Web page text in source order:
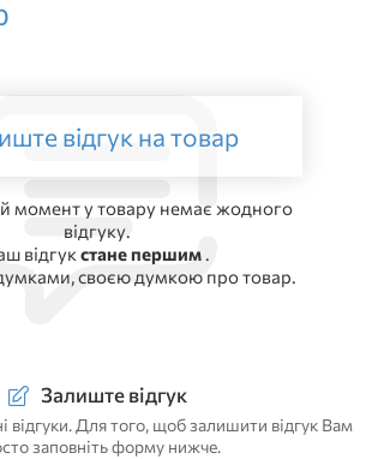
відгук на товар
момент у товару немає жодного
відгуку.
відгук стане першим .
своєю думкою про товар.
Залиште відгук
відгуки. Для того, щоб залишити відгук Вам
заповніть форму нижче.